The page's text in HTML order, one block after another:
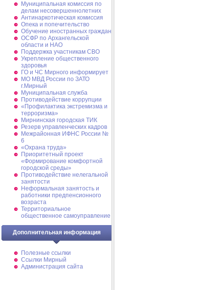
Муниципальная комиссия по
делам несовершеннолетних
Антинаркотическая комиссия
Опека и попечительство
Обучение иностранных граждан
ОСФР по Архангельской
области и НАО
Поддержка участникам СВО
Укрепление общественного
здоровья
ГО и ЧС Мирного информирует
МО МВД России по ЗАТО
г.Мирный
Муниципальная cлужба
Противодействие коррупции
«Профилактика экстремизма и
терроризма»
Мирнинская городская ТИК
Резерв управленческих кадров
Межрайонная ИФНС России №
6
«Охрана труда»
Приоритетный проект
«Формирование комфортной
городской среды»
Противодействие нелегальной
занятости
Неформальная занятость и
работники предпенсионного
возраста
Территориальное
общественное самоуправление
Дополнительная информация
Полезные ссылки
Ссылки Мирный
Администрация сайта